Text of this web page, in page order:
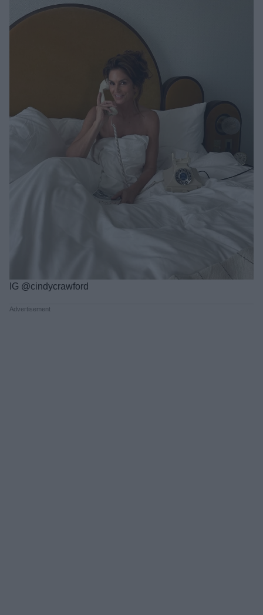
Market News
IG @cindycrawford